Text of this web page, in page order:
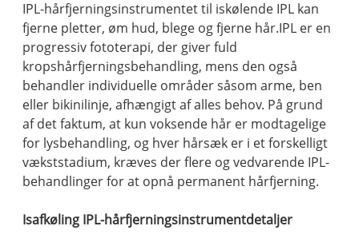
IPL-hårfjerningsinstrumentet til iskølende IPL kan
fjerne pletter, øm hud, blege og fjerne hår.IPL er en
progressiv fototerapi, der giver fuld
kropshårfjerningsbehandling, mens den også
behandler individuelle områder såsom arme, ben
eller bikinilinje, afhængigt af alles behov. På grund
af det faktum, at kun voksende hår er modtagelige
for lysbehandling, og hver hårsæk er i et forskelligt
vækststadium, kræves der flere og vedvarende IPL-
behandlinger for at opnå permanent hårfjerning.
Isafkøling IPL-hårfjerningsinstrumentdetaljer